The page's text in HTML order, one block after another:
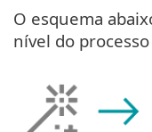
O esquema
nível do